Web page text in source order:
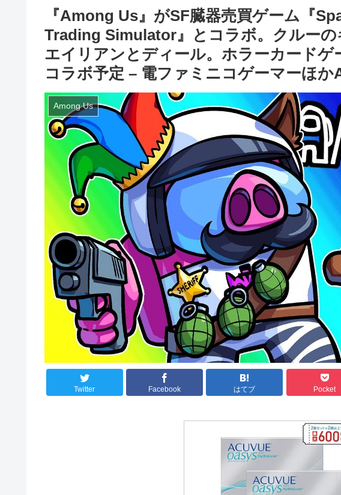
『Among Us』がSF臓器売買ゲーム『
Trading Simulator』とコラボ。クルーの
エイリアンとディール。ホラーカード
コラボ予定 – 電ファミニコゲーマーほ
Among Us
Twitter Facebook はてブ Pocket